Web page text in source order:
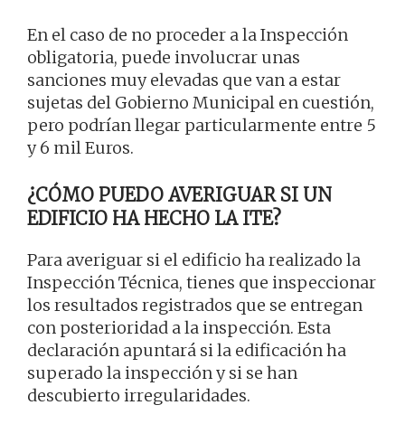
En el caso de no proceder a la Inspección
obligatoria, puede involucrar unas
sanciones muy elevadas que van a estar
sujetas del Gobierno Municipal en cuestión,
pero podrían llegar particularmente entre 5
y 6 mil Euros.
¿CÓMO PUEDO AVERIGUAR SI UN
EDIFICIO HA HECHO LA ITE?
Para averiguar si el edificio ha realizado la
Inspección Técnica, tienes que inspeccionar
los resultados registrados que se entregan
con posterioridad a la inspección. Esta
declaración apuntará si la edificación ha
superado la inspección y si se han
descubierto irregularidades.